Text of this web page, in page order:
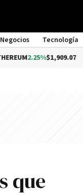
Negocios Tecnología
$1,909.07
que